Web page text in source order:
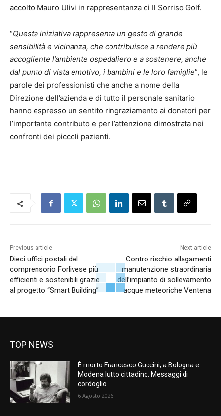
accolto Mauro Ulivi in rappresentanza di Il Sorriso Golf.
“Questa iniziativa rappresenta un gesto di grande
sensibilità e vicinanza, che contribuisce a rendere più
accogliente l’ambiente ospedaliero e a sostenere, anche
dal punto di vista emotivo, i bambini e le loro famiglie”, le
parole dei professionisti che anche a nome della
Direzione dell’azienda e di tutto il personale sanitario
hanno espresso un sentito ringraziamento ai donatori per
l’importante contributo e per l’attenzione dimostrata nei
confronti dei piccoli pazienti.
Previous article
Dieci uffici postali del
comprensorio Forlivese più
efficienti e sostenibili grazie
al progetto “Smart Building”
Next article
Contro rischio allagamenti
manutenzione straordinaria
dell’impianto di sollevamento
acque meteoriche Ventena
TOP NEWS
È morto Francesco Guccini, a Bologna e
Modena lutto cittadino. Messaggi di
cordoglio
6 Agosto 2026